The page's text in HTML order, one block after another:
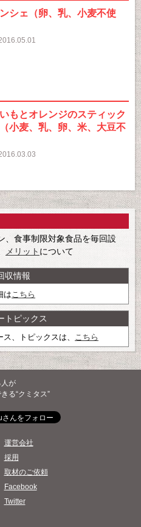
シェ（卵、乳、小麦不使
もとオレンジのスティック
小麦、乳、卵、米、大豆不
、食事制限対象食品を毎回設
メリット について
収情報
はこちら
トピックス
、トピックスは、 こちら
が
る“クミタス”
運営会社
採用
取材のご依頼
Facebook
Twitter